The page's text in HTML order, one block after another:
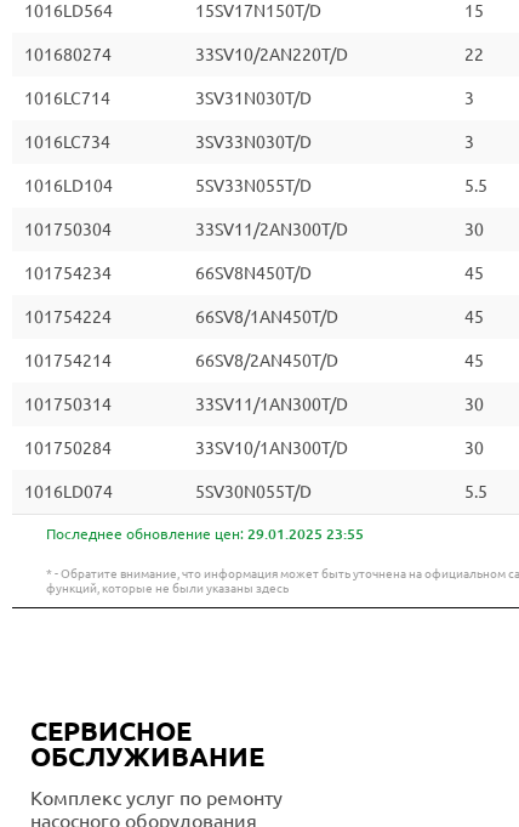
1016LD564 15SV17N150T/D 15
101680274 33SV10/2AN220T/D 22
1016LC714 3SV31N030T/D 3
1016LC734 3SV33N030T/D 3
1016LD104 5SV33N055T/D 5.5
101750304 33SV11/2AN300T/D 30
101754234 66SV8N450T/D 45
101754224 66SV8/1AN450T/D 45
101754214 66SV8/2AN450T/D 45
101750314 33SV11/1AN300T/D 30
101750284 33SV10/1AN300T/D 30
1016LD074 5SV30N055T/D 5.5
Последнее обновление цен: 29.01.2025 23:55
* - Обратите внимание, что информация может быть уточнена на официальном
функций, которые не были указаны здесь
СЕРВИСНОЕ
ОБСЛУЖИВАНИЕ
Комплекс услуг по ремонту
насосного оборудования